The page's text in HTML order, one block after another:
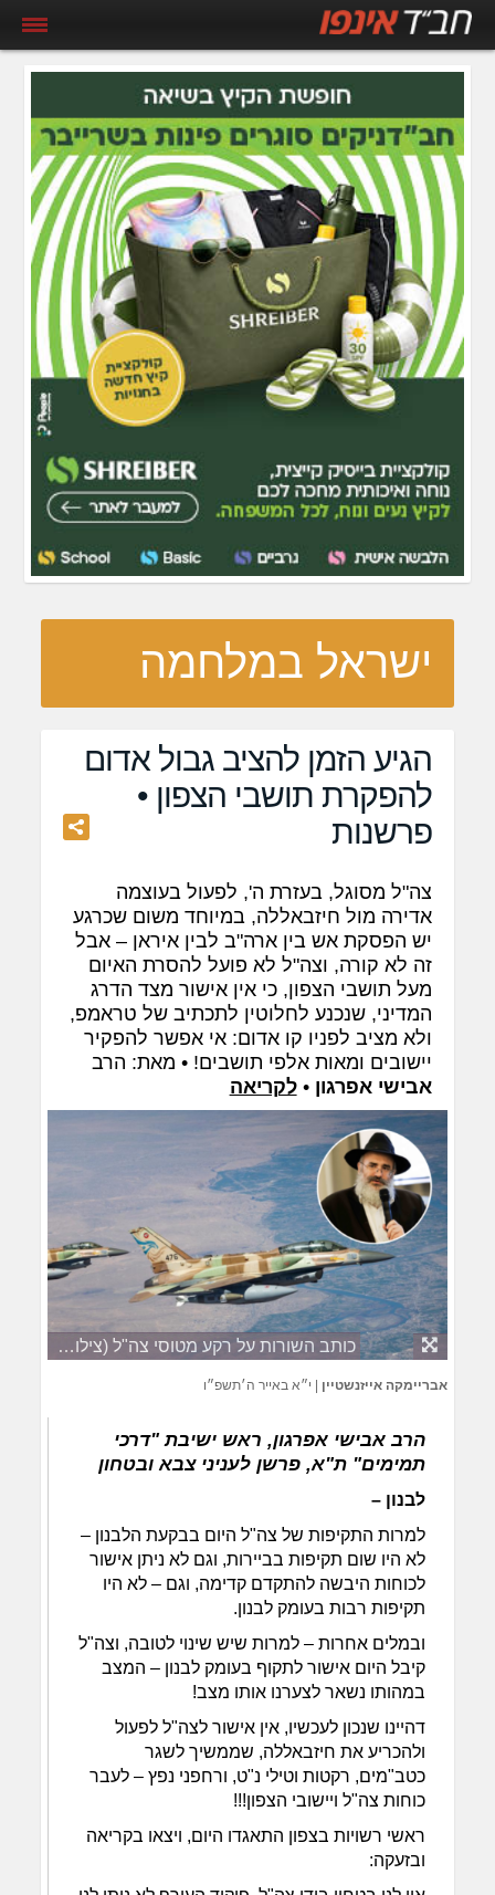
ישראל במלחמה
הגיע הזמן להציב גבול אדום
להפקרת תושבי הצפון •
פרשנות
צה"ל מסוגל, בעזרת ה', לפעול בעוצמה
אדירה מול חיזבאללה, במיוחד משום שכרגע
יש הפסקת אש בין ארה"ב לבין איראן – אבל
זה לא קורה, וצה"ל לא פועל להסרת האיום
מעל תושבי הצפון, כי אין אישור מצד הדרג
המדיני, שנכנע לחלוטין לתכתיב של טראמפ,
ולא מציב לפניו קו אדום: אי אפשר להפקיר
יישובים ומאות אלפי תושבים! • מאת: הרב
אבישי אפרגון •לקריאה
כותב השורות על רקע מטוסי צה"ל (צילום: דובר צה"ל)
אבריימקה אייזנשטיין | י״א באייר ה׳תשפ״ו
הרב אבישי אפרגון, ראש ישיבת "דרכי
תמימים" ת"א, פרשן לעניני צבא ובטחון
לבנון –
למרות התקיפות של צה"ל היום בבקעת הלבנון –
לא היו שום תקיפות בביירות, וגם לא ניתן אישור
לכוחות היבשה להתקדם קדימה, וגם – לא היו
תקיפות רבות בעומק לבנון.
ובמלים אחרות – למרות שיש שינוי לטובה, וצה"ל
קיבל היום אישור לתקוף בעומק לבנון – המצב
במהותו נשאר לצערנו אותו מצב!
דהיינו שנכון לעכשיו, אין אישור לצה"ל לפעול
ולהכריע את חיזבאללה, שממשיך לשגר
כטב"מים, רקטות וטילי נ"ט, ורחפני נפץ – לעבר
כוחות צה"ל ויישובי הצפון!!!
ראשי רשויות בצפון התאגדו היום, ויצאו בקריאה
ובזעקה: